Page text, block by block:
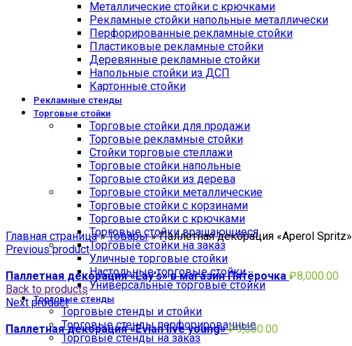
Металлические стойки с крючками
Рекламные стойки напольные металлически
Перфорированные рекламные стойки
Пластиковые рекламные стойки
Деревянные рекламные стойки
Напольные стойки из ДСП
Картонные стойки
Рекламные стенды
Торговые стойки
Торговые стойки для продажи
Торговые рекламные стойки
Стойки торговые стеллажи
Торговые стойки напольные
Торговые стойки из дерева
Торговые стойки металлические
Торговые стойки с корзинами
Торговые стойки с крючками
Торговые стойки вращающиеся
Торговые стойки на заказ
Уличные торговые стойки
Настольные торговые стойки
Универсальные торговые стойки
Торговые стенды
Торговые стенды и стойки
Торговые стенды перфорированные
Торговые стенды на заказ
Click to enlarge
Главная страница»Товары»Паллетная декорация «Aperol Spritz»
Previous product
Паллетная декорация «Lay's» в магазин Пятёрочка ₽8,000.00
Back to products
Next product
Паллетная декорация «Evian live young»₽9,000.00